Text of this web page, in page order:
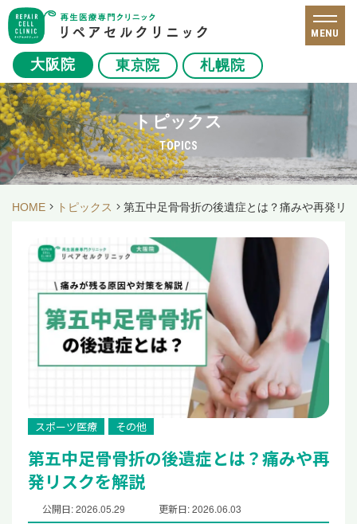
大阪院 東京院 札幌院
MENU
トピックス
TOPICS
HOME トピックス 第五中足骨骨折の後遺症とは？痛みや再発リ
スポーツ医療 その他
第五中足骨骨折の後遺症とは？痛みや再
発リスクを解説
公開日: 2026.05.29 更新日: 2026.06.03